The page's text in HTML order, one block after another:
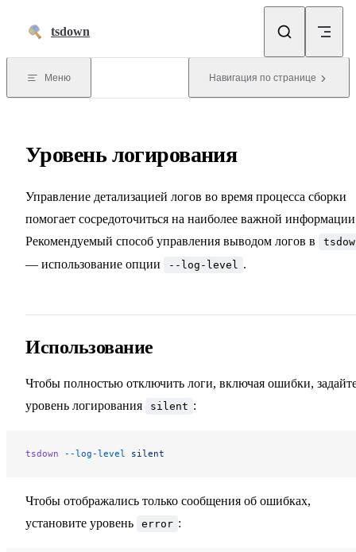
tsdown
Меню Навигация по странице
Уровень логирования
Управление детализацией логов во время процесса сборки
помогает сосредоточиться на наиболее важной
Рекомендуемый способ управления выводом логов в
— использование опции --log-level .
Использование
Чтобы полностью отключить логи, включая ошибки,
уровень логирования
silent :
tsdown --log-level silent
Чтобы отображались только сообщения об ошибках,
установите уровень
error :